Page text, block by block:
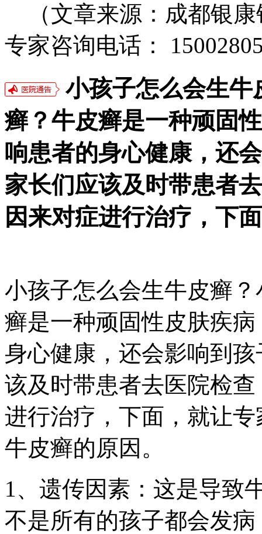
（文章来源：成都银
专家咨询电话：
小孩子怎么会生牛
癣？牛皮癣是一种顽固
响患者的身心健康，还
家长们应该及时带患者
因来对症进行治疗，下
小孩子怎么会生牛皮癣
癣是一种顽固性皮肤疾
身心健康，还会影响到
该及时带患者去医院检
进行治疗，下面，就让
牛皮癣的原因。
1、遗传因素：这是导致
不是所有的孩子都会发